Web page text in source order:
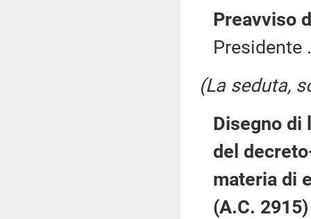
Preavviso
Presidente
(La seduta,
Disegno di
del
materia di
(A.C. 2915)